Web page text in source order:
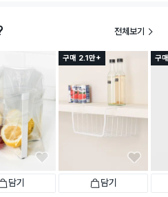
전체보기
담기
구매 2.1만+
담기
구